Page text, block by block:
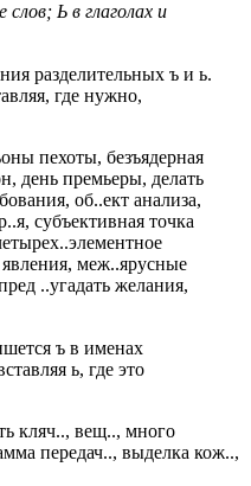
Ь в глаголах и
разделительных ъ и ь.
где нужно,
пехоты, безъядерная
день премьеры, делать
об..ект анализа,
субъективная точка
явления, меж..ярусные
..угадать желания,
ъ в именах
ь, где это
кляч.., вещ.., много
передач.., выделка кож..,